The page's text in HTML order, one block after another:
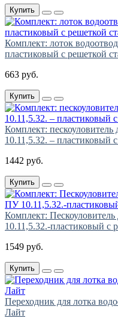
Купить
Комплект: лоток
пластиковый с решеткой
663 руб.
Купить
Комплект:
10.11,5.32. – пластиковый
1442 руб.
Купить
Комплект:
10.11,5.32.-пластиковый с
1549 руб.
Купить
Переходник для лотка
Лайт